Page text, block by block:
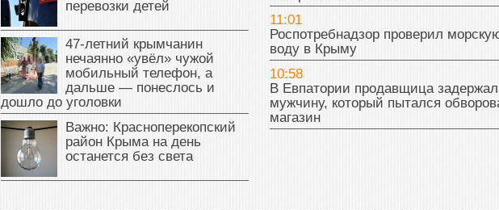
перевозки детей
47‑летний крымчанин
нечаянно «увёл» чужой
мобильный телефон, а
дальше — понеслось и
дошло до уголовки
Важно: Красноперекопский
район Крыма на день
останется без света
11:01
Роспотребнадзор проверил
воду в Крыму
10:58
В Евпатории продавщица
мужчину, который пытался
магазин